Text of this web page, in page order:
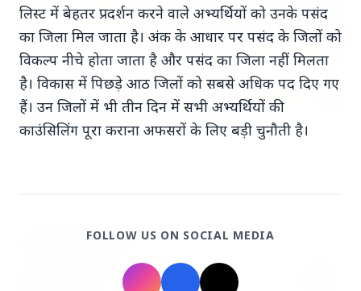
20 May 2026
MADHYA PRADESH NEWS
लिस्‍ट में बेहतर प्रदर्शन करने वाले अभ्‍यर्थियों को उनके पसंद
का जिला मिल जाता है। अंक के आधार पर पसंद के जिलों को
विकल्‍प नीचे होता जाता है और पसंद का जिला नहीं मिलता
है। विकास में पिछड़े आठ जिलों को सबसे अधिक पद दिए गए
हैं। उन जिलों में भी तीन दिन में सभी अभ्यर्थियों की
काउंसिलिंग पूरा कराना अफसरों के लिए बड़ी चुनौती है।
FOLLOW US ON SOCIAL MEDIA